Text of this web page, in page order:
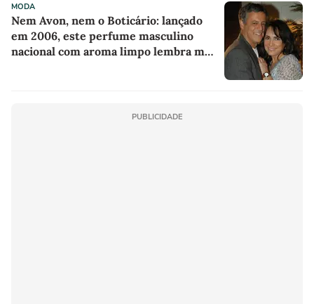
MODA
Nem Avon, nem o Boticário: lançado
em 2006, este perfume masculino
nacional com aroma limpo lembra meu
PUBLICIDADE